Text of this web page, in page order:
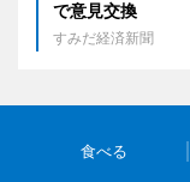
で意見交換
すみだ経済新聞
食べる